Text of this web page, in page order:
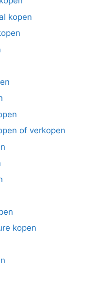
kopen
of verkopen
kopen